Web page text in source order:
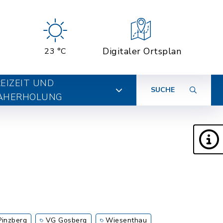
23 °C Digitaler Ortsplan
UND
SUCHE
VG Gosberg Wiesenthau